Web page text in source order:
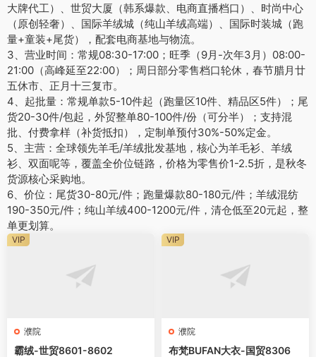
大牌代工）、世贸大厦（韩系爆款、电商直播档口）、时尚中心
（原创轻奢）、国际羊绒城（纯山羊绒高端）、国际时装城（跑
量+童装+尾货），配套电商基地与物流。
3、营业时间：常规08:30-17:00；旺季（9月-次年3月）08:00-
21:00（高峰延至22:00）；周日部分零售档口轮休，春节腊月廿
五休市、正月十三复市。
4、起批量：常规单款5-10件起（跑量区10件、精品区5件）；尾
货20-30件/包起，外贸整单80-100件/份（可分半）；支持混
批、付费拿样（补货抵扣），定制单预付30%-50%定金。
5、主营：全球领先羊毛/羊绒批发基地，核心为羊毛衫、羊绒
衫、双面呢等，覆盖全价位链路，价格为零售价1-2.5折，是秋冬
货源核心采购地。
6、价位：尾货30-80元/件；跑量爆款80-180元/件；羊绒混纺
190-350元/件；纯山羊绒400-1200元/件，清仓低至20元起，整
单更划算。
濮院
霸绒-世贸8601-8602
VIP
濮院
布梵BUFAN大衣-国贸8306
VIP